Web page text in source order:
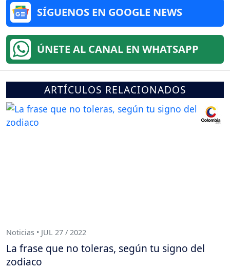
SÍGUENOS EN GOOGLE NEWS
ÚNETE AL CANAL EN WHATSAPP
ARTÍCULOS RELACIONADOS
Noticias • JUL 27 / 2022
La frase que no toleras, según tu signo del
zodiaco